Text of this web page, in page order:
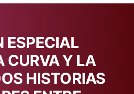
ESPECIAL
CURVA Y LA
HISTORIAS